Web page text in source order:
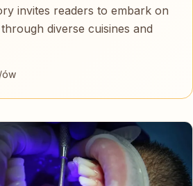
invites readers to embark on
diverse cuisines and
ów